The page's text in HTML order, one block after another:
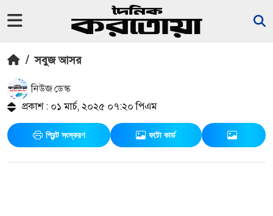
/ সবুজ আসর
নিউজ ডেস্ক
প্রকাশ : ০১ মার্চ, ২০২৫ ০৭:২০ পিএম
প্রিন্ট সংস্করণ ফটো কার্ড